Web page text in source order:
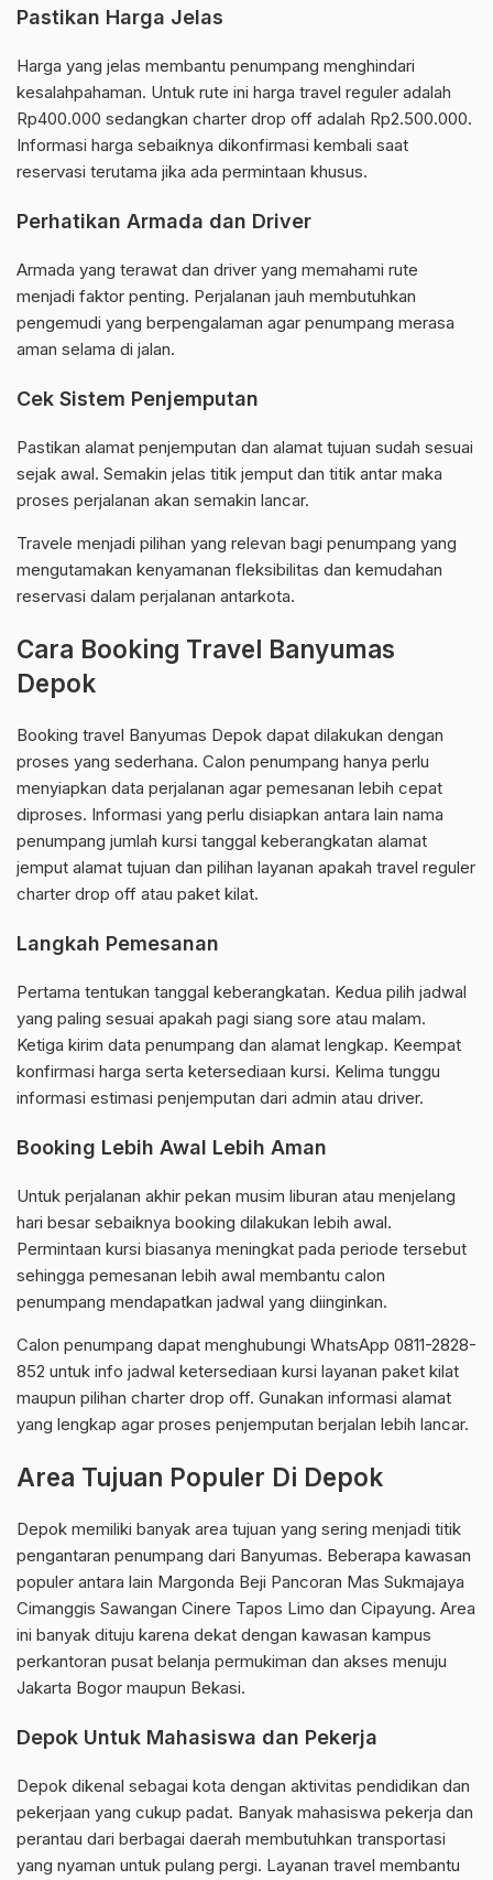
Pastikan Harga Jelas
Harga yang jelas membantu penumpang menghindari
kesalahpahaman. Untuk rute ini harga travel reguler adalah
Rp400.000 sedangkan charter drop off adalah Rp2.500.000.
Informasi harga sebaiknya dikonfirmasi kembali saat
reservasi terutama jika ada permintaan khusus.
Perhatikan Armada dan Driver
Armada yang terawat dan driver yang memahami rute
menjadi faktor penting. Perjalanan jauh membutuhkan
pengemudi yang berpengalaman agar penumpang merasa
aman selama di jalan.
Cek Sistem Penjemputan
Pastikan alamat penjemputan dan alamat tujuan sudah sesuai
sejak awal. Semakin jelas titik jemput dan titik antar maka
proses perjalanan akan semakin lancar.
Travele menjadi pilihan yang relevan bagi penumpang yang
mengutamakan kenyamanan fleksibilitas dan kemudahan
reservasi dalam perjalanan antarkota.
Cara Booking Travel Banyumas
Depok
Booking travel Banyumas Depok dapat dilakukan dengan
proses yang sederhana. Calon penumpang hanya perlu
menyiapkan data perjalanan agar pemesanan lebih cepat
diproses. Informasi yang perlu disiapkan antara lain nama
penumpang jumlah kursi tanggal keberangkatan alamat
jemput alamat tujuan dan pilihan layanan apakah travel reguler
charter drop off atau paket kilat.
Langkah Pemesanan
Pertama tentukan tanggal keberangkatan. Kedua pilih jadwal
yang paling sesuai apakah pagi siang sore atau malam.
Ketiga kirim data penumpang dan alamat lengkap. Keempat
konfirmasi harga serta ketersediaan kursi. Kelima tunggu
informasi estimasi penjemputan dari admin atau driver.
Booking Lebih Awal Lebih Aman
Untuk perjalanan akhir pekan musim liburan atau menjelang
hari besar sebaiknya booking dilakukan lebih awal.
Permintaan kursi biasanya meningkat pada periode tersebut
sehingga pemesanan lebih awal membantu calon
penumpang mendapatkan jadwal yang diinginkan.
Calon penumpang dapat menghubungi WhatsApp 0811-2828-
852 untuk info jadwal ketersediaan kursi layanan paket kilat
maupun pilihan charter drop off. Gunakan informasi alamat
yang lengkap agar proses penjemputan berjalan lebih lancar.
Area Tujuan Populer Di Depok
Depok memiliki banyak area tujuan yang sering menjadi titik
pengantaran penumpang dari Banyumas. Beberapa kawasan
populer antara lain Margonda Beji Pancoran Mas Sukmajaya
Cimanggis Sawangan Cinere Tapos Limo dan Cipayung. Area
ini banyak dituju karena dekat dengan kawasan kampus
perkantoran pusat belanja permukiman dan akses menuju
Jakarta Bogor maupun Bekasi.
Depok Untuk Mahasiswa dan Pekerja
Depok dikenal sebagai kota dengan aktivitas pendidikan dan
pekerjaan yang cukup padat. Banyak mahasiswa pekerja dan
perantau dari berbagai daerah membutuhkan transportasi
yang nyaman untuk pulang pergi. Layanan travel membantu